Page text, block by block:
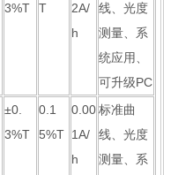
3%T
T
2A/
h
线、光度
测量、系
统应用、
可升级PC
±0.
3%T
0.1
5%T
0.00
1A/
h
标准曲
线、光度
测量、系